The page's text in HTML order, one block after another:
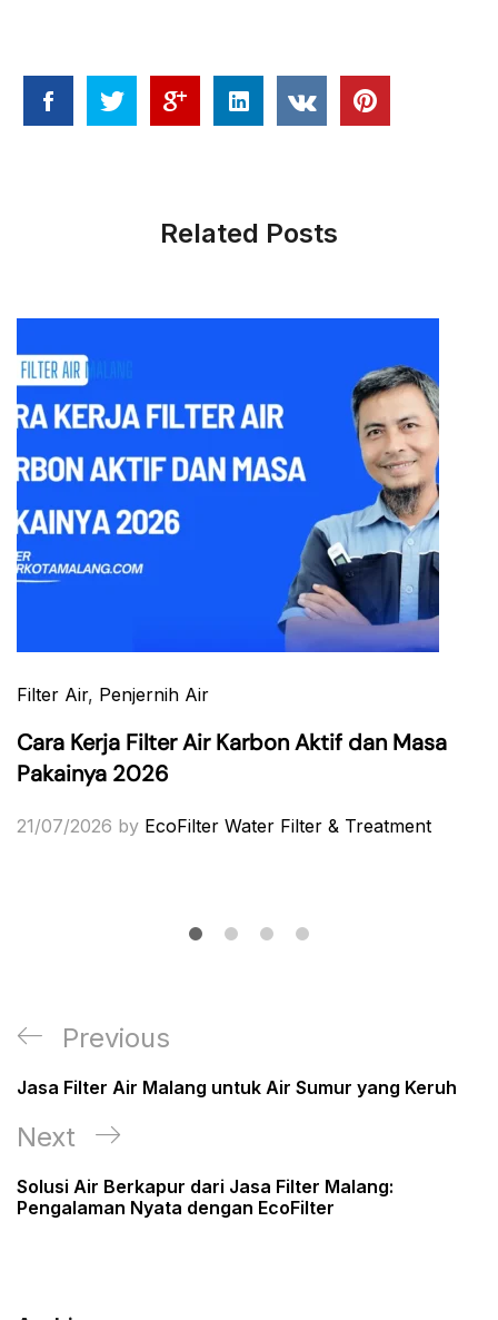
Related Posts
Filter Air, Penjernih Air
Cara Kerja Filter Air Karbon Aktif dan Masa
Pakainya 2026
21/07/2026 by EcoFilter Water Filter & Treatment
Post
Previous
Post
Previous
Jasa Filter Air Malang untuk Air Sumur yang Keruh
Next
Post
Next
Solusi Air Berkapur dari Jasa Filter Malang:
Pengalaman Nyata dengan EcoFilter